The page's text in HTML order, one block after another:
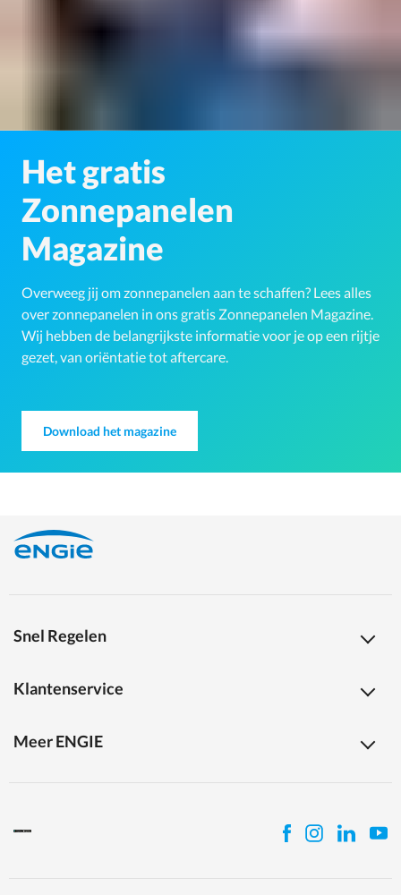
Het gratis
Zonnepanelen
Magazine
Overweeg jij om zonnepanelen aan te schaffen? Lees alles
over zonnepanelen in ons gratis Zonnepanelen Magazine.
Wij hebben de belangrijkste informatie voor je op een rijtje
gezet, van oriëntatie tot aftercare.
Download het magazine
Snel Regelen
Klantenservice
Meer ENGIE